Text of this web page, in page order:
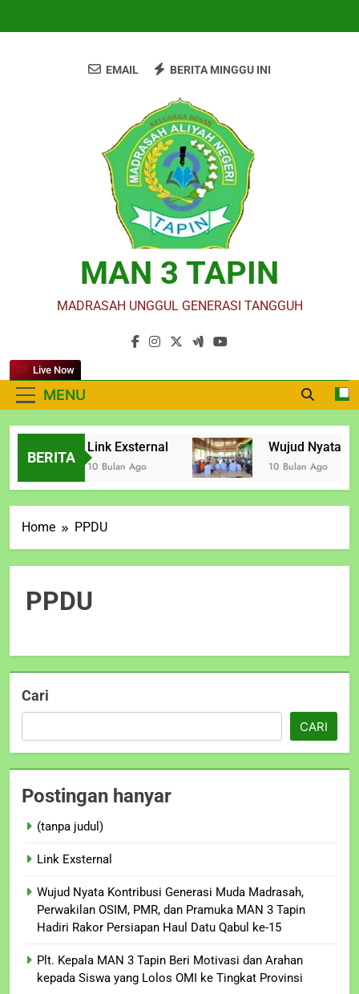
MAN 3 TAPIN
MADRASAH UNGGUL GENERASI TANGGUH
EMAIL BERITA MINGGU INI
MENU
Live Now
BERITA
Ago Link Exsternal
10 Bulan Ago
Wujud Nyata
10 Bulan Ago
Home PPDU
PPDU
Cari
CARI
Postingan hanyar
(tanpa judul)
Link Exsternal
Wujud Nyata Kontribusi Generasi Muda Madrasah,
Perwakilan OSIM, PMR, dan Pramuka MAN 3 Tapin
Hadiri Rakor Persiapan Haul Datu Qabul ke-15
Plt. Kepala MAN 3 Tapin Beri Motivasi dan Arahan
kepada Siswa yang Lolos OMI ke Tingkat Provinsi